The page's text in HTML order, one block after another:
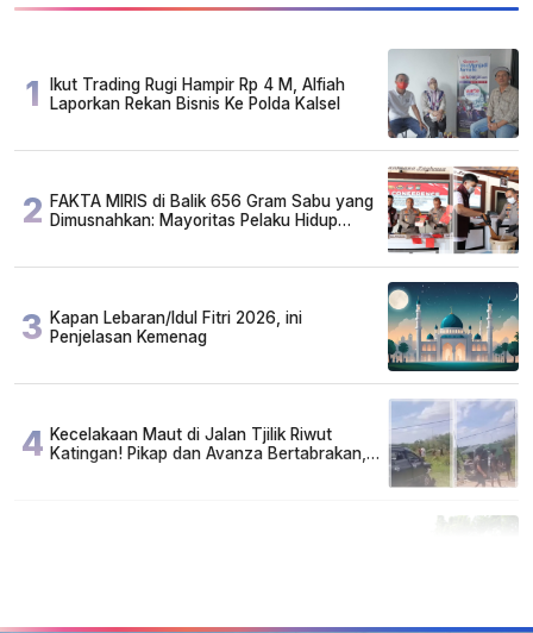
1
Ikut Trading Rugi Hampir Rp 4 M, Alfiah
Laporkan Rekan Bisnis Ke Polda Kalsel
2 FAKTA MIRIS di Balik 656 Gram Sabu yang
Dimusnahkan: Mayoritas Pelaku Hidup
3 Kapan Lebaran/Idul Fitri 2026, ini
Penjelasan Kemenag
4 Kecelakaan Maut di Jalan Tjilik Riwut
Katingan! Pikap dan Avanza Bertabrakan,